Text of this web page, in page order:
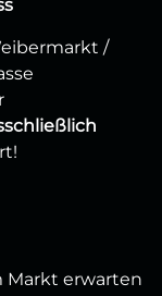
/
Markt erwarten